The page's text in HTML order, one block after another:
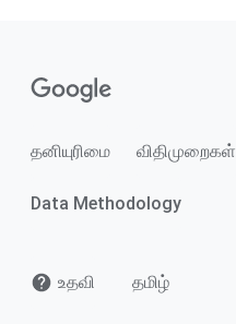
தனியுரிமை விதிமுறைகள்
Data Methodology
உதவி